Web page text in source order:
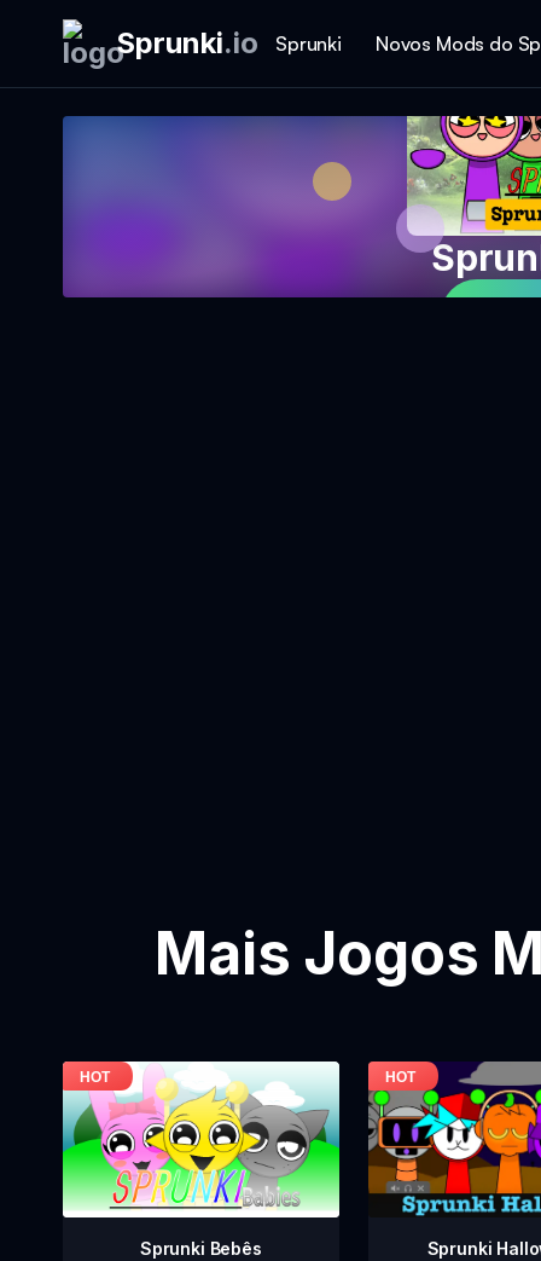
Sprunki.io Sprunki Novos Mods do
Mais Jogos
Sprunki Bebês Sprunki